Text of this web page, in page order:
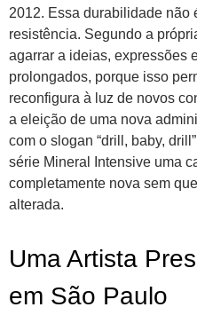
2012. Essa durabilidade não
resistência. Segundo a
agarrar a ideias, expressões
prolongados, porque isso
reconfigura à luz de novos
a eleição de uma nova
com o slogan “drill, baby,
série Mineral Intensive uma
completamente nova sem
alterada.
Uma Artista
em São Paulo